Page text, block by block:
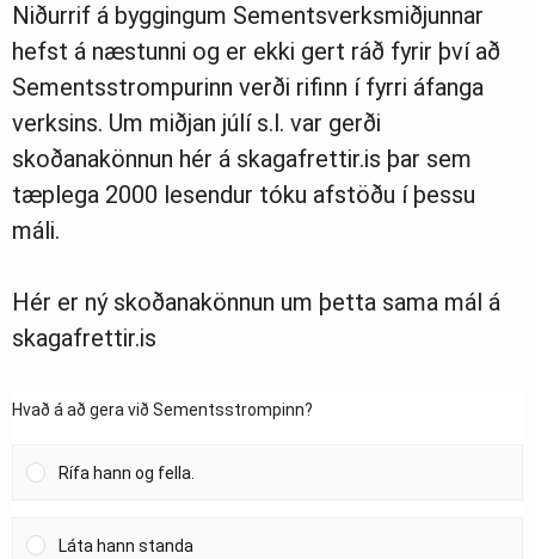
Niðurrif á byggingum Sementsverksmiðjunnar
hefst á næstunni og er ekki gert ráð fyrir því að
Sementsstrompurinn verði rifinn í fyrri áfanga
verksins. Um miðjan júlí s.l. var gerði
skoðanakönnun hér á skagafrettir.is þar sem
tæplega 2000 lesendur tóku afstöðu í þessu
máli.
Hér er ný skoðanakönnun um þetta sama mál á
skagafrettir.is
Hvað á að gera við Sementsstrompinn?
Rífa hann og fella.
Láta hann standa